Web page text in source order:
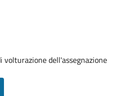
dell'assegnazione